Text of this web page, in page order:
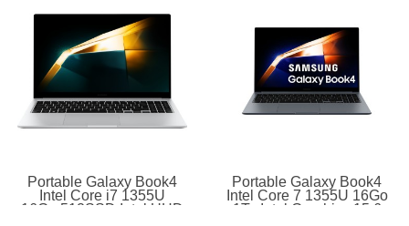
EN STOCK
Portable Galaxy Book4
Intel Core i7 1355U
16Go 512SSD Intel UHD
EN STOCK
Portable Galaxy Book4
Intel Core 7 1355U 16Go
1To Intel Graphics 15.6